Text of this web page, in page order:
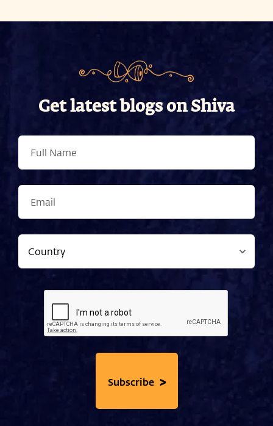
Get latest blogs on Shiva
Subscribe >